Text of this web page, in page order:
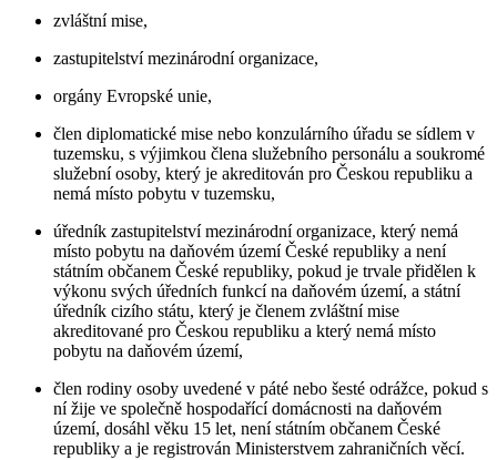
zvláštní mise,
zastupitelství mezinárodní organizace,
orgány Evropské unie,
člen diplomatické mise nebo konzulárního úřadu se sídlem v
tuzemsku, s výjimkou člena služebního personálu a soukromé
služební osoby, který je akreditován pro Českou republiku a
nemá místo pobytu v tuzemsku,
úředník zastupitelství mezinárodní organizace, který nemá
místo pobytu na daňovém území České republiky a není
státním občanem České republiky, pokud je trvale přidělen k
výkonu svých úředních funkcí na daňovém území, a státní
úředník cizího státu, který je členem zvláštní mise
akreditované pro Českou republiku a který nemá místo
pobytu na daňovém území,
člen rodiny osoby uvedené v páté nebo šesté odrážce, pokud s
ní žije ve společně hospodařící domácnosti na daňovém
území, dosáhl věku 15 let, není státním občanem České
republiky a je registrován Ministerstvem zahraničních věcí.